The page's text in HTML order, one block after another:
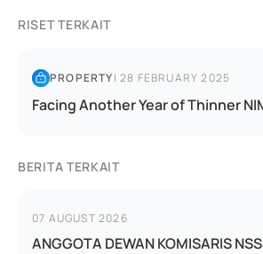
RISET TERKAIT
PROPERTY|28 FEBRUARY 2025
Facing Another Year of Thinner
BERITA TERKAIT
07 AUGUST 2026
ANGGOTA DEWAN KOMISARIS